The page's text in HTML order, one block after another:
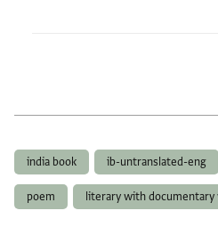
ib-untranslated-eng
india book
literary with documentary
poem